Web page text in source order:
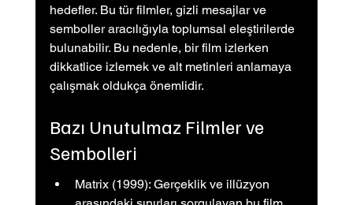
hedefler. Bu tür filmler, gizli mesajlar ve
semboller aracılığıyla toplumsal eleştirilerde
bulunabilir. Bu nedenle, bir film izlerken
dikkatlice izlemek ve alt metinleri anlamaya
çalışmak oldukça önemlidir.
Bazı Unutulmaz Filmler ve
Sembolleri
Matrix (1999): Gerçeklik ve illüzyon